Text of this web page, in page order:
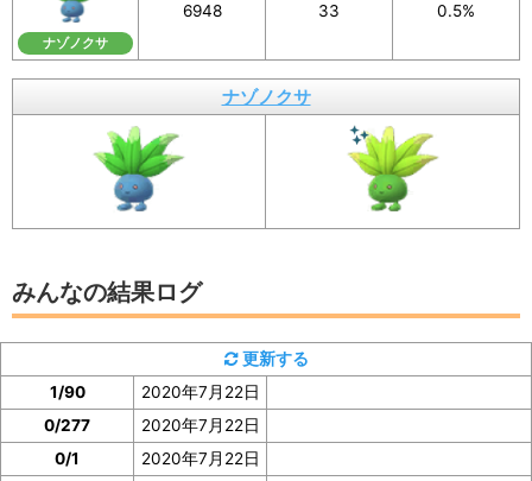
画像を保存することもできるので、Twitterなど
SNSでの共有にもぜひご活用ください。
イベント参加前に図鑑の「見つけた数」をスク
ショ、またはメモしておくと便利
ナゾノクサ
6948 33 0.5%
ナゾノクサ
みんなの結果ログ
更新する
1/90
2020年7月22日
0/277
2020年7月22日
0/1
2020年7月22日